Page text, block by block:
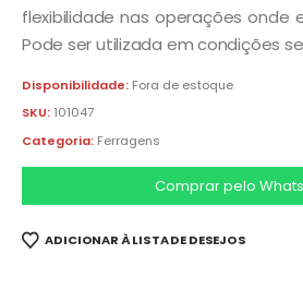
flexibilidade nas operações onde
Pode ser utilizada em condições
Disponibilidade: Fora de estoque
SKU: 101047
Categoria: Ferragens
Comprar pelo
ADICIONAR À LISTA DE DESEJOS